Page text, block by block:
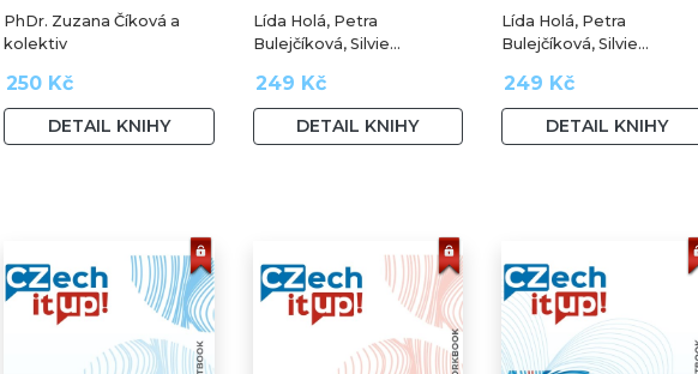
oborů
PhDr. Zuzana Číková a
kolektiv
250 Kč
DETAIL KNIHY
Lída Holá, Petra
Bulejčíková, Silvie
249 Kč
DETAIL KNIHY
Lída Holá, Petra
Bulejčíková, Silvie
249 Kč
DETAIL KNIHY